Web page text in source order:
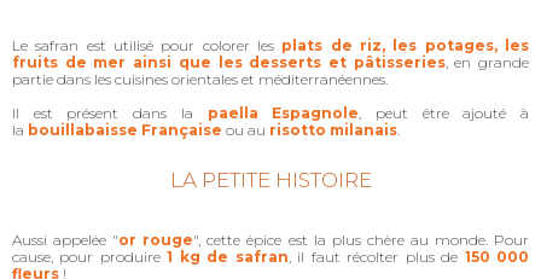
Le safran est utilisé pour colorer les plats de riz, les potages, les
fruits de mer ainsi que les desserts et pâtisseries, en grande
partie dans les cuisines orientales et méditerranéennes.
Il est présent dans la paella Espagnole, peut être ajouté à
la bouillabaisse Française ou au risotto milanais.
LA PETITE HISTOIRE
Aussi appelée "or rouge", cette épice est la plus chère au monde. Pour
cause, pour produire1 kg de safran , il faut récolter plus de 150 000
fleurs !